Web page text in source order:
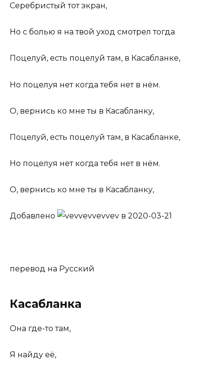
Серебристый тот экран,
Но с болью я на твой уход смотрел тогда
Поцелуй, есть поцелуй там, в Касабланке,
Но поцелуя нет когда тебя нет в нём.
О, вернись ко мне ты в Касабланку,
Поцелуй, есть поцелуй там, в Касабланке,
Но поцелуя нет когда тебя нет в нём.
О, вернись ко мне ты в Касабланку,
Добавлено vevvev в 2020-03-21
перевод на Русский
Касабланка
Она где-то там,
Я найду её,